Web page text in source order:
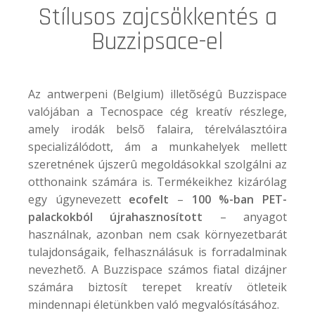
Stílusos zajcsökkentés a
Buzzipsace-el
Az antwerpeni (Belgium) illetõségû Buzzispace
valójában a Tecnospace cég kreatív részlege,
amely irodák belsõ falaira, térelválasztóira
specializálódott, ám a munkahelyek mellett
szeretnének újszerû megoldásokkal szolgálni az
otthonaink számára is. Termékeikhez kizárólag
egy úgynevezett ecofelt – 100 %-ban PET-
palackokból újrahasznosított – anyagot
használnak, azonban nem csak környezetbarát
tulajdonságaik, felhasználásuk is forradalminak
nevezhetõ. A Buzzispace számos fiatal dizájner
számára biztosít terepet kreatív ötleteik
mindennapi életünkben való megvalósításához.